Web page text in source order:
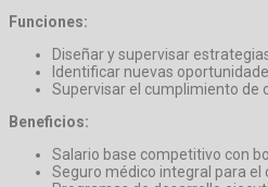
Funciones:
Diseñar y supervisar
Identificar nuevas
Supervisar el cumplimiento de
Beneficios:
Salario base competitivo con
Seguro médico integral para el